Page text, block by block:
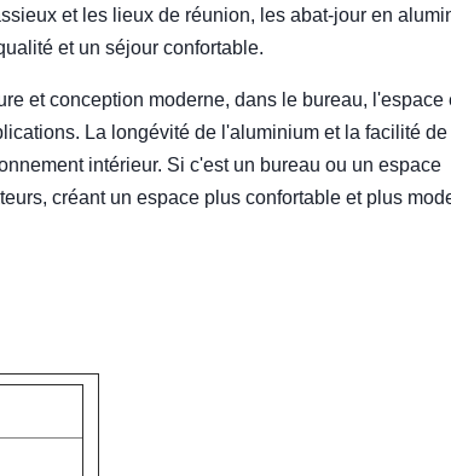
et les lieux de réunion, les abat-jour en
et un séjour confortable.
et conception moderne, dans le bureau, l'espace
La longévité de l'aluminium et la facilité de
intérieur. Si c'est un bureau ou un espace
créant un espace plus confortable et plus